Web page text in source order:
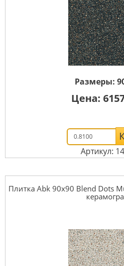
Размеры:
Цена:
Артикул:
Плитка Abk 90x90 Blend Dots